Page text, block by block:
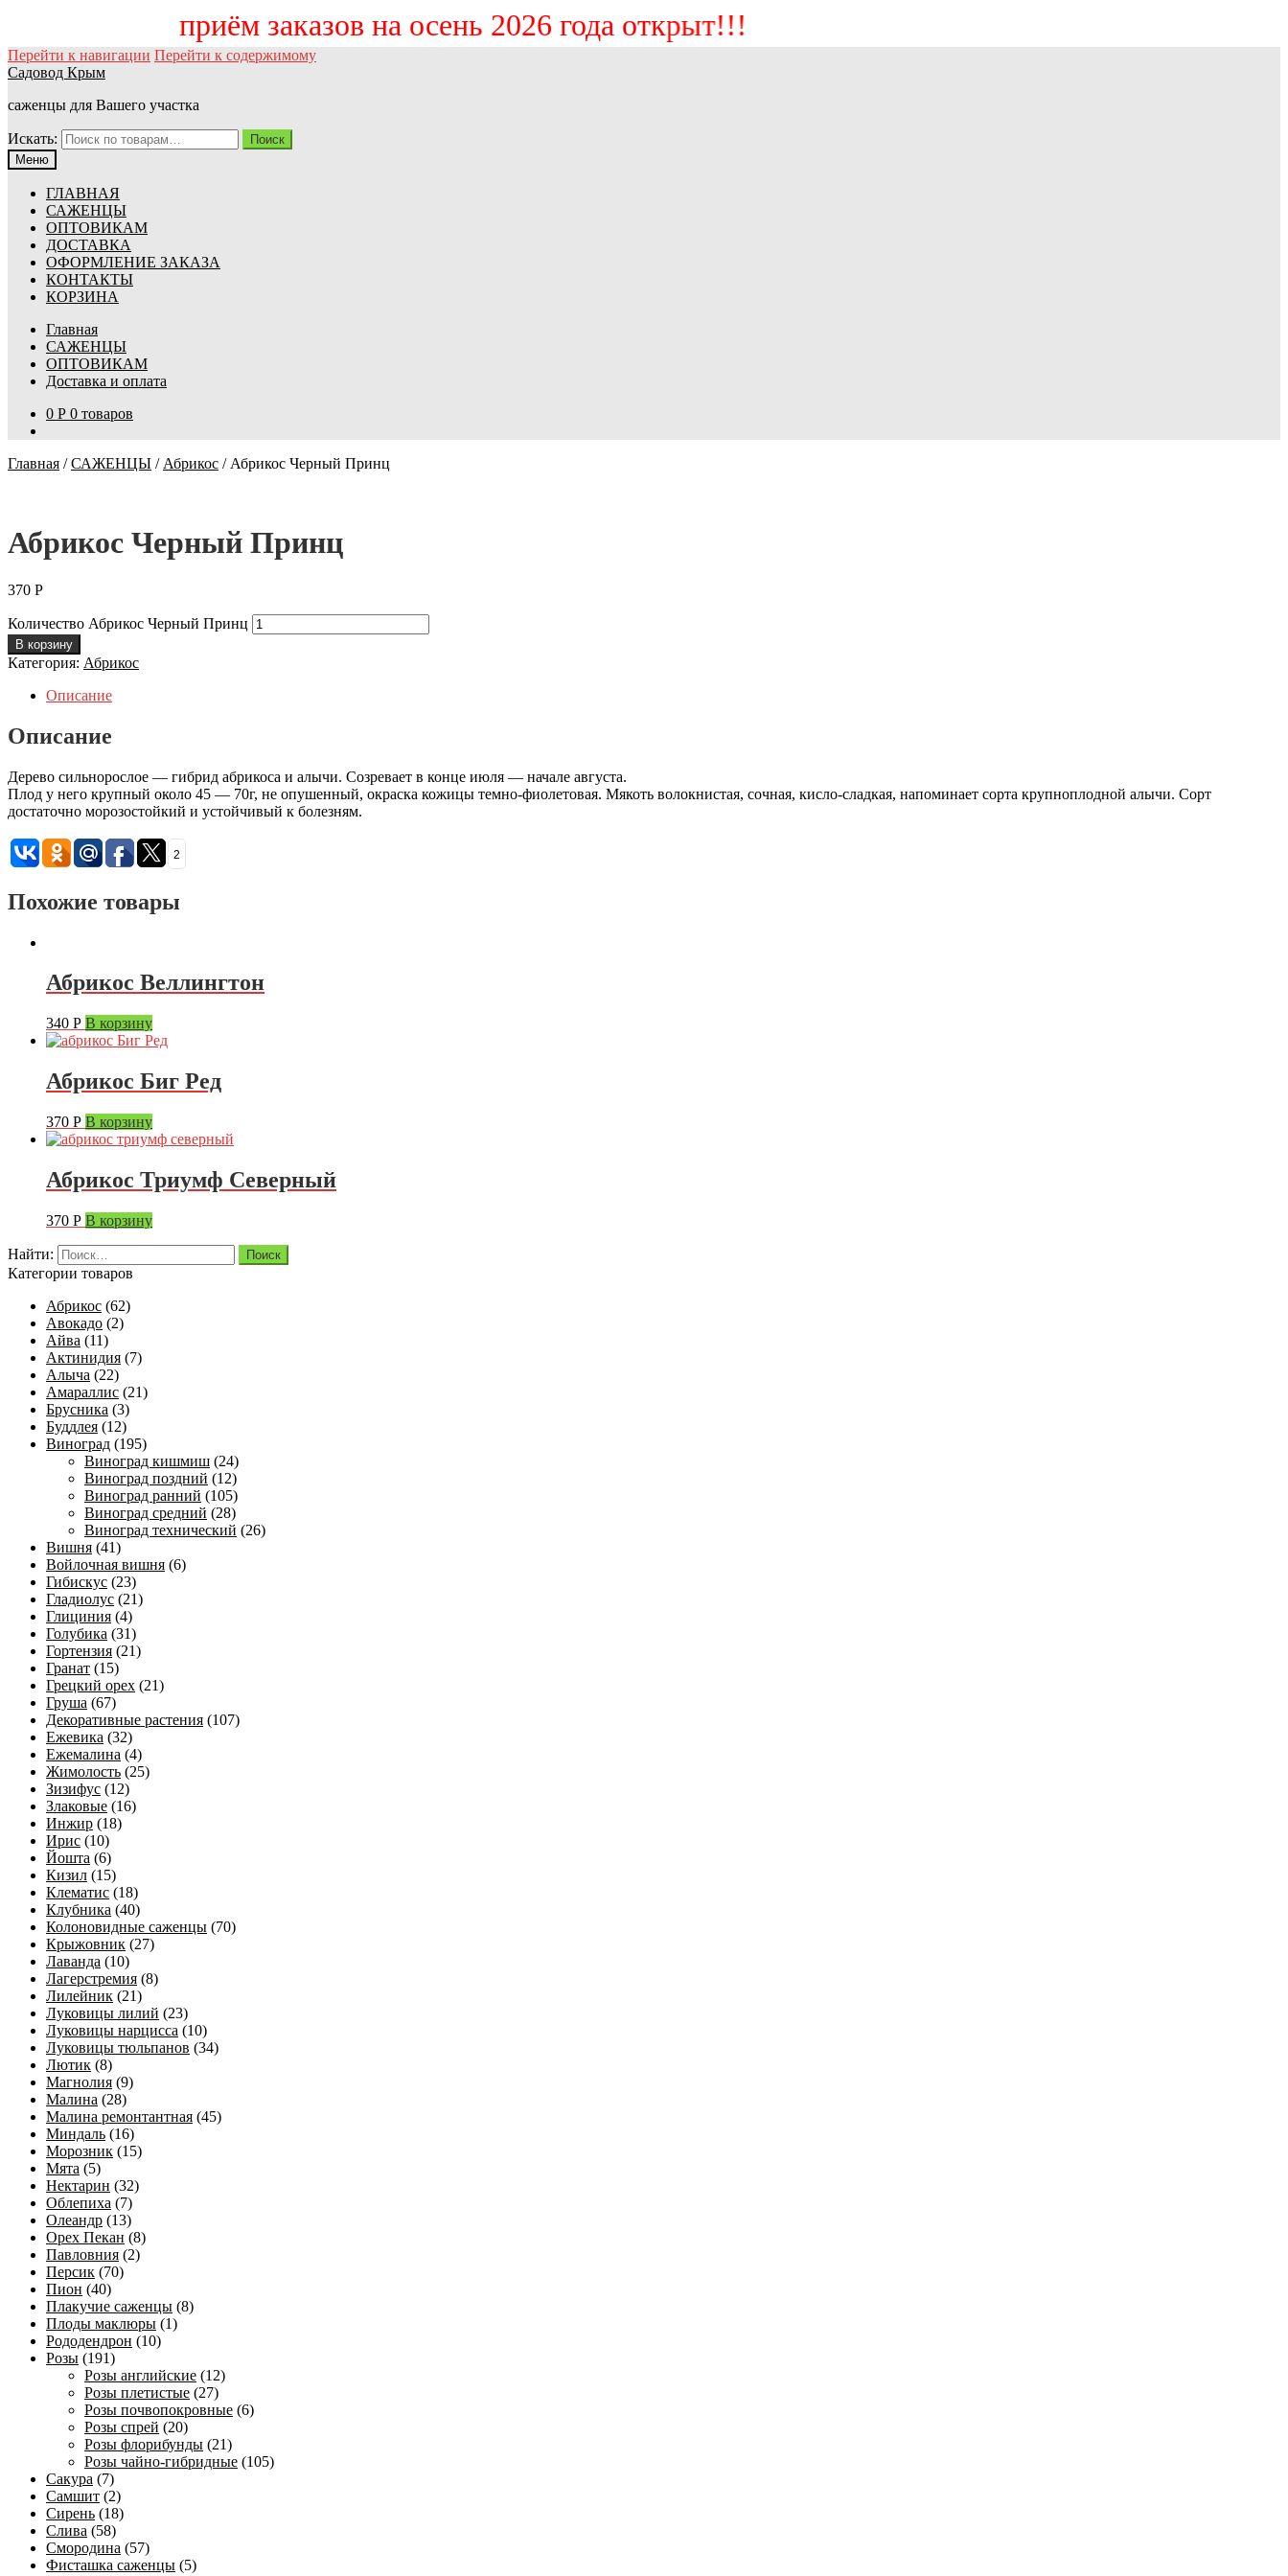
приём заказов на осень 2026 года открыт!!!
Перейти к навигации Перейти к содержимому
Садовод Крым
саженцы для Вашего участка
Искать:
Поиск
Меню
ГЛАВНАЯ
САЖЕНЦЫ
ОПТОВИКАМ
ДОСТАВКА
ОФОРМЛЕНИЕ ЗАКАЗА
КОНТАКТЫ
КОРЗИНА
Главная
САЖЕНЦЫ
ОПТОВИКАМ
Доставка и оплата
0 Р 0 товаров
Главная /САЖЕНЦЫ / Абрикос / Абрикос Черный Принц
Абрикос Черный Принц
370 Р
Количество Абрикос Черный Принц
В корзину
Категория: Абрикос
Описание
Описание
Дерево сильнорослое — гибрид абрикоса и алычи. Созревает в конце июля — начале августа.
Плод у него крупный около 45 — 70г, не опушенный, окраска кожицы темно-фиолетовая. Мякоть волокнистая, сочная, кисло-сладкая, напоминает сорта крупноплодной алычи. Сорт
достаточно морозостойкий и устойчивый к болезням.
2
Похожие товары
Абрикос Веллингтон
340 Р В корзину
Абрикос Биг Ред
370 Р В корзину
Абрикос Триумф Северный
370 Р В корзину
Найти:
Категории товаров
Абрикос (62)
Авокадо (2)
Айва (11)
Актинидия (7)
Алыча (22)
Амараллис (21)
Брусника (3)
Буддлея (12)
Виноград (195)
Виноград кишмиш (24)
Виноград поздний (12)
Виноград ранний (105)
Виноград средний (28)
Виноград технический (26)
Вишня (41)
Войлочная вишня (6)
Гибискус (23)
Гладиолус (21)
Глициния (4)
Голубика (31)
Гортензия (21)
Гранат (15)
Грецкий орех (21)
Груша (67)
Декоративные растения (107)
Ежевика (32)
Ежемалина (4)
Жимолость (25)
Зизифус (12)
Злаковые (16)
Инжир (18)
Ирис (10)
Йошта (6)
Кизил (15)
Клематис (18)
Клубника (40)
Колоновидные саженцы (70)
Крыжовник (27)
Лаванда (10)
Лагерстремия (8)
Лилейник (21)
Луковицы лилий (23)
Луковицы нарцисса (10)
Луковицы тюльпанов (34)
Лютик (8)
Магнолия (9)
Малина (28)
Малина ремонтантная (45)
Миндаль (16)
Морозник (15)
Мята (5)
Нектарин (32)
Облепиха (7)
Олеандр (13)
Орех Пекан (8)
Павловния (2)
Персик (70)
Пион (40)
Плакучие саженцы (8)
Плоды маклюры (1)
Рододендрон (10)
Розы (191)
Розы английские (12)
Розы плетистые (27)
Розы почвопокровные (6)
Розы спрей (20)
Розы флорибунды (21)
Розы чайно-гибридные (105)
Сакура (7)
Самшит (2)
Сирень (18)
Слива (58)
Смородина (57)
Фисташка саженцы (5)